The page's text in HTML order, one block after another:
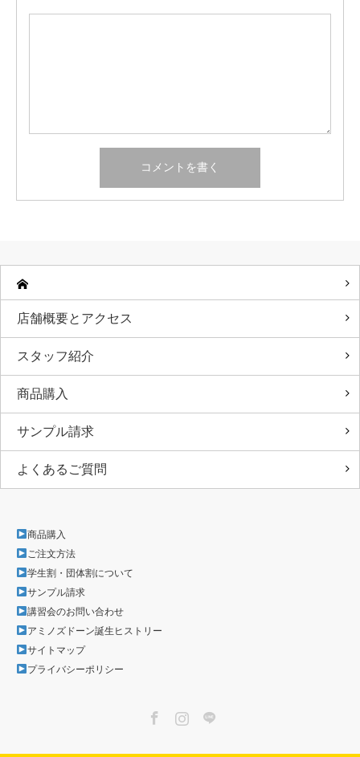
店舗概要とアクセス
スタッフ紹介
商品購入
サンプル請求
よくあるご質問
商品購入
ご注文方法
学生割・団体割について
サンプル請求
講習会のお問い合わせ
アミノズドーン誕生ヒストリー
サイトマップ
プライバシーポリシー